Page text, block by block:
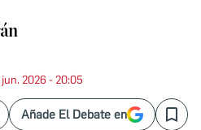
2026 - 20:05
Añade El Debate en Save